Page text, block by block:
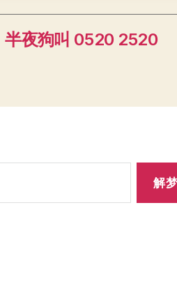
半夜狗叫 0520 2520